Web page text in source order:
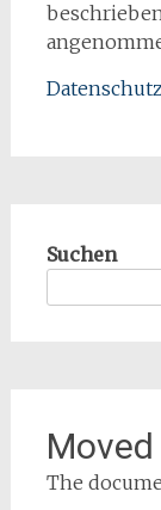
Datenschutz
Suchen
The